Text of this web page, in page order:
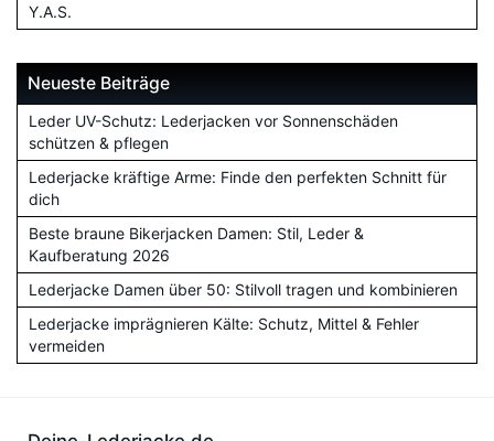
Y.A.S.
Neueste Beiträge
Leder UV-Schutz: Lederjacken vor Sonnenschäden
schützen & pflegen
Lederjacke kräftige Arme: Finde den perfekten Schnitt für
dich
Beste braune Bikerjacken Damen: Stil, Leder &
Kaufberatung 2026
Lederjacke Damen über 50: Stilvoll tragen und kombinieren
Lederjacke imprägnieren Kälte: Schutz, Mittel & Fehler
vermeiden